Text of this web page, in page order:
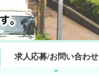
求人応募/お問い合わせ